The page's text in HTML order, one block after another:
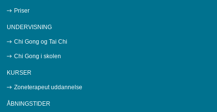
Priser
UNDERVISNING
Chi Gong og Tai Chi
Chi Gong i skolen
KURSER
Zoneterapeut uddannelse
ÅBNINGSTIDER